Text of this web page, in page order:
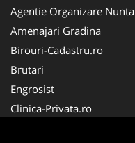
Agentie Organizare Nunta
Amenajari Gradina
Birouri-Cadastru.ro
Brutari
Engrosist
Clinica-Privata.ro